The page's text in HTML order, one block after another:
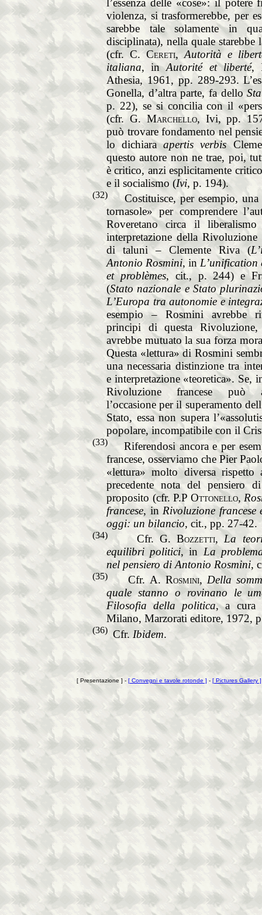
l’essenza delle «cose»: il
violenza, si trasformerebbe, per
sarebbe tale solamente in
disciplinata), nella quale starebbe
(cfr. C. Cereti, Autorità e
italiana, inAutorité et liberté,
Athesia, 1961, pp. 289-293.
Gonella, d’altra parte, fa dello
p. 22), se si concilia con il
(cfr. G. Marchello, Ivi, pp.
può trovare fondamento nel
lo dichiaraapertis verbis
questo autore non ne trae, poi,
è critico, anzi esplicitamente
e il socialismo (Ivi, p. 194).
(32)
Costituisce, per esempio,
tornasole» per comprendere
Roveretano circa il
interpretazione della
di taluni – Clemente Riva (
Antonio Rosmini, in L’unification
et problèmes, cit., p. 244) e
(Stato nazionale e Stato
L’Europa tra autonomie e
esempio – Rosmini avrebbe
principi di questa
avrebbe mutuato la sua forza
Questa «lettura» di Rosmini
una necessaria distinzione tra
e interpretazione «teoretica». Se,
Rivoluzione francese può
l’occasione per il superamento
Stato, essa non supera
popolare, incompatibile con il
(33)
Riferendosi ancora e per
francese, osserviamo che Pier
«lettura» molto diversa rispetto
precedente nota del pensiero
proposito (cfr.P.P Ottonello,
francese, in Rivoluzione francese
oggi: un bilancio, cit., pp. 27-42.
(34) Cfr.G. Bozzetti,La
equilibri politici, in La
nel pensiero di Antonio Rosmini,
(35) Cfr. A. Rosmini,Della
quale stanno o rovinano le
Filosofia della politica, a cura
Milano, Marzorati editore, 1972,
(36) Cfr. Ibidem.
[ Presentazione ] - [ Convegni e tavole rotonde ]- [ Pictures Gallery ]